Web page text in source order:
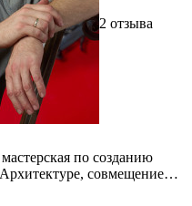
2 отзыва
по созданию
совмещение